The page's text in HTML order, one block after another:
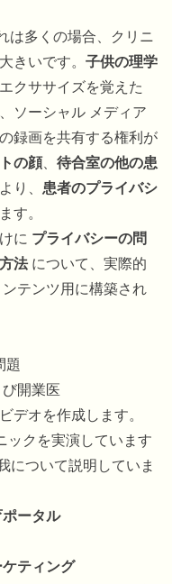
は多くの場合、クリニ
きいです。 子供の理学
クササイズを覚えた
ソーシャル メディア
録画を共有する権利が
の顔、 待合室の他の患
り、 患者のプライバシ
す。
に プライバシーの問
法について、実際的
テンツ用に構築され
題
開業医
デオを作成します。
ックを実演しています
について説明していま
ータル
ティング